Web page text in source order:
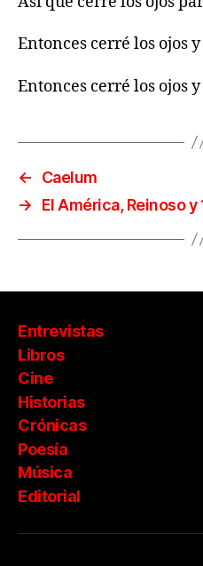
Entonces cerré los ojos
Entonces cerré los ojos
←
Caelum
→
El América, Reinoso y
Entrevistas
Libros
Cine
Historias
Crónicas
Poesía
Música
Editorial